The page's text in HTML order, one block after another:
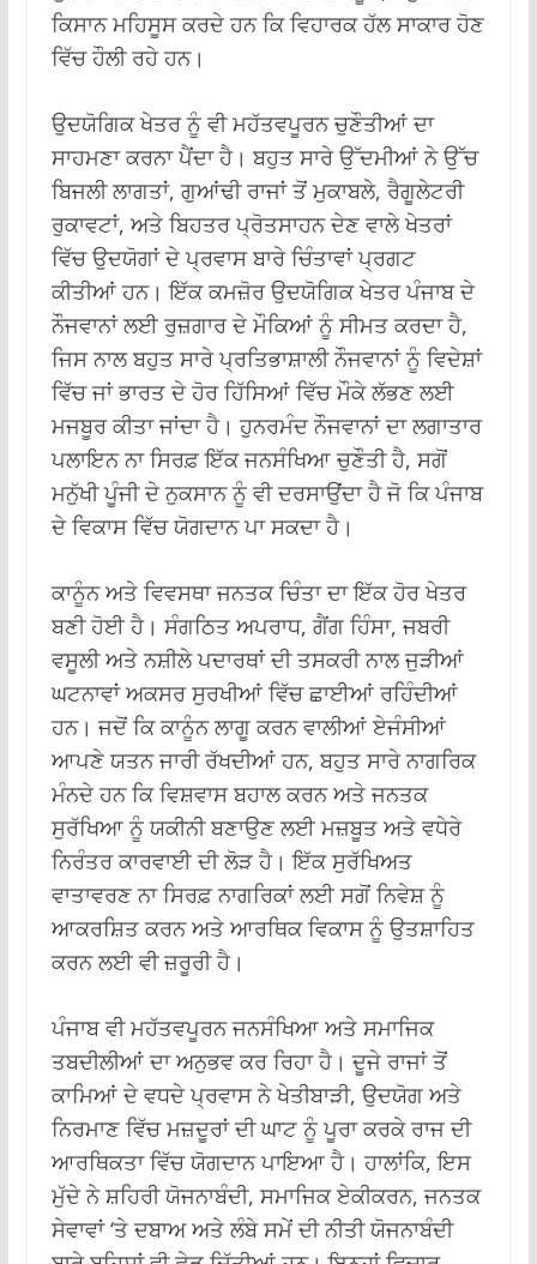
ਕਿਸਾਨ ਮਹਿਸੂਸ ਕਰਦੇ ਹਨ ਕਿ ਵਿਹਾਰਕ ਹੱਲ ਸਾਕਾਰ ਹੋਣ
ਵਿੱਚ ਹੌਲੀ ਰਹੇ ਹਨ।
ਉਦਯੋਗਿਕ ਖੇਤਰ ਨੂੰ ਵੀ ਮਹੱਤਵਪੂਰਨ ਚੁਣੌਤੀਆਂ ਦਾ
ਸਾਹਮਣਾ ਕਰਨਾ ਪੈਂਦਾ ਹੈ। ਬਹੁਤ ਸਾਰੇ ਉੱਦਮੀਆਂ ਨੇ ਉੱਚ
ਬਿਜਲੀ ਲਾਗਤਾਂ, ਗੁਆਂਢੀ ਰਾਜਾਂ ਤੋਂ ਮੁਕਾਬਲੇ, ਰੈਗੂਲੇਟਰੀ
ਰੁਕਾਵਟਾਂ, ਅਤੇ ਬਿਹਤਰ ਪ੍ਰੋਤਸਾਹਨ ਦੇਣ ਵਾਲੇ ਖੇਤਰਾਂ
ਵਿੱਚ ਉਦਯੋਗਾਂ ਦੇ ਪ੍ਰਵਾਸ ਬਾਰੇ ਚਿੰਤਾਵਾਂ ਪ੍ਰਗਟ
ਕੀਤੀਆਂ ਹਨ। ਇੱਕ ਕਮਜ਼ੋਰ ਉਦਯੋਗਿਕ ਖੇਤਰ ਪੰਜਾਬ ਦੇ
ਨੌਜਵਾਨਾਂ ਲਈ ਰੁਜ਼ਗਾਰ ਦੇ ਮੌਕਿਆਂ ਨੂੰ ਸੀਮਤ ਕਰਦਾ ਹੈ,
ਜਿਸ ਨਾਲ ਬਹੁਤ ਸਾਰੇ ਪ੍ਰਤਿਭਾਸ਼ਾਲੀ ਨੌਜਵਾਨਾਂ ਨੂੰ ਵਿਦੇਸ਼ਾਂ
ਵਿੱਚ ਜਾਂ ਭਾਰਤ ਦੇ ਹੋਰ ਹਿੱਸਿਆਂ ਵਿੱਚ ਮੌਕੇ ਲੱਭਣ ਲਈ
ਮਜਬੂਰ ਕੀਤਾ ਜਾਂਦਾ ਹੈ। ਹੁਨਰਮੰਦ ਨੌਜਵਾਨਾਂ ਦਾ ਲਗਾਤਾਰ
ਪਲਾਇਨ ਨਾ ਸਿਰਫ਼ ਇੱਕ ਜਨਸੰਖਿਆ ਚੁਣੌਤੀ ਹੈ, ਸਗੋਂ
ਮਨੁੱਖੀ ਪੂੰਜੀ ਦੇ ਨੁਕਸਾਨ ਨੂੰ ਵੀ ਦਰਸਾਉਂਦਾ ਹੈ ਜੋ ਕਿ ਪੰਜਾਬ
ਦੇ ਵਿਕਾਸ ਵਿੱਚ ਯੋਗਦਾਨ ਪਾ ਸਕਦਾ ਹੈ।
ਕਾਨੂੰਨ ਅਤੇ ਵਿਵਸਥਾ ਜਨਤਕ ਚਿੰਤਾ ਦਾ ਇੱਕ ਹੋਰ ਖੇਤਰ
ਬਣੀ ਹੋਈ ਹੈ। ਸੰਗਠਿਤ ਅਪਰਾਧ, ਗੈਂਗ ਹਿੰਸਾ, ਜਬਰੀ
ਵਸੂਲੀ ਅਤੇ ਨਸ਼ੀਲੇ ਪਦਾਰਥਾਂ ਦੀ ਤਸਕਰੀ ਨਾਲ ਜੁੜੀਆਂ
ਘਟਨਾਵਾਂ ਅਕਸਰ ਸੁਰਖੀਆਂ ਵਿੱਚ ਛਾਈਆਂ ਰਹਿੰਦੀਆਂ
ਹਨ। ਜਦੋਂ ਕਿ ਕਾਨੂੰਨ ਲਾਗੂ ਕਰਨ ਵਾਲੀਆਂ ਏਜੰਸੀਆਂ
ਆਪਣੇ ਯਤਨ ਜਾਰੀ ਰੱਖਦੀਆਂ ਹਨ, ਬਹੁਤ ਸਾਰੇ ਨਾਗਰਿਕ
ਮੰਨਦੇ ਹਨ ਕਿ ਵਿਸ਼ਵਾਸ ਬਹਾਲ ਕਰਨ ਅਤੇ ਜਨਤਕ
ਸੁਰੱਖਿਆ ਨੂੰ ਯਕੀਨੀ ਬਣਾਉਣ ਲਈ ਮਜ਼ਬੂਤ ​​ਅਤੇ ਵਧੇਰੇ
ਨਿਰੰਤਰ ਕਾਰਵਾਈ ਦੀ ਲੋੜ ਹੈ। ਇੱਕ ਸੁਰੱਖਿਅਤ
ਵਾਤਾਵਰਣ ਨਾ ਸਿਰਫ਼ ਨਾਗਰਿਕਾਂ ਲਈ ਸਗੋਂ ਨਿਵੇਸ਼ ਨੂੰ
ਆਕਰਸ਼ਿਤ ਕਰਨ ਅਤੇ ਆਰਥਿਕ ਵਿਕਾਸ ਨੂੰ ਉਤਸ਼ਾਹਿਤ
ਕਰਨ ਲਈ ਵੀ ਜ਼ਰੂਰੀ ਹੈ।
ਪੰਜਾਬ ਵੀ ਮਹੱਤਵਪੂਰਨ ਜਨਸੰਖਿਆ ਅਤੇ ਸਮਾਜਿਕ
ਤਬਦੀਲੀਆਂ ਦਾ ਅਨੁਭਵ ਕਰ ਰਿਹਾ ਹੈ। ਦੂਜੇ ਰਾਜਾਂ ਤੋਂ
ਕਾਮਿਆਂ ਦੇ ਵਧਦੇ ਪ੍ਰਵਾਸ ਨੇ ਖੇਤੀਬਾੜੀ, ਉਦਯੋਗ ਅਤੇ
ਨਿਰਮਾਣ ਵਿੱਚ ਮਜ਼ਦੂਰਾਂ ਦੀ ਘਾਟ ਨੂੰ ਪੂਰਾ ਕਰਕੇ ਰਾਜ ਦੀ
ਆਰਥਿਕਤਾ ਵਿੱਚ ਯੋਗਦਾਨ ਪਾਇਆ ਹੈ। ਹਾਲਾਂਕਿ, ਇਸ
ਮੁੱਦੇ ਨੇ ਸ਼ਹਿਰੀ ਯੋਜਨਾਬੰਦੀ, ਸਮਾਜਿਕ ਏਕੀਕਰਨ, ਜਨਤਕ
ਸੇਵਾਵਾਂ ‘ਤੇ ਦਬਾਅ ਅਤੇ ਲੰਬੇ ਸਮੇਂ ਦੀ ਨੀਤੀ ਯੋਜਨਾਬੰਦੀ